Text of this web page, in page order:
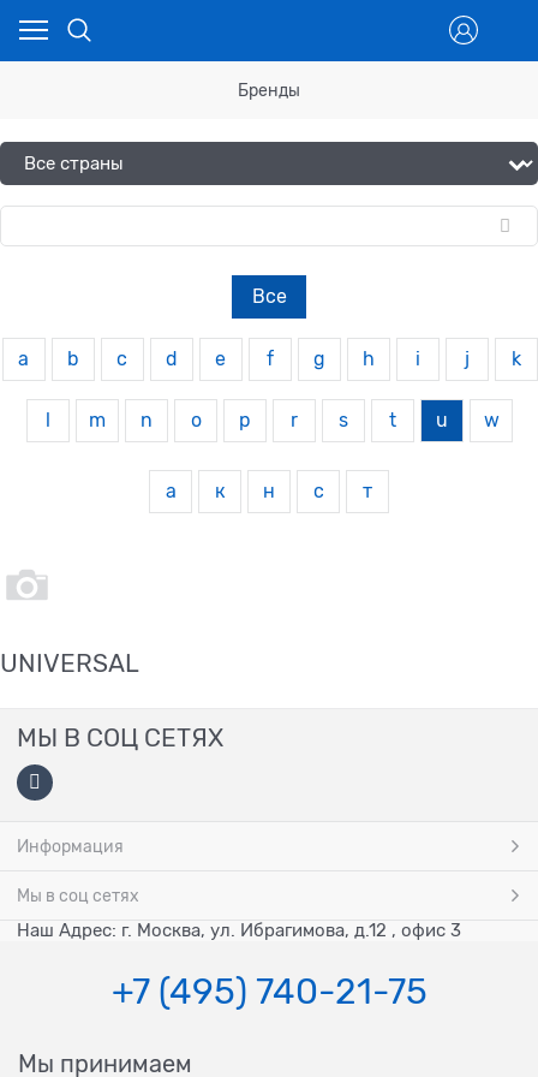
Бренды
Все
a b c d e f g h i j k
m n o p r s t u w
а к н с т
UNIVERSAL
МЫ В СОЦ СЕТЯХ
Информация
Мы в соц сетях
Наш Адрес: г. Москва, ул. Ибрагимова, д.12 , офис 3
+7 (495) 740-21-75
Мы принимаем